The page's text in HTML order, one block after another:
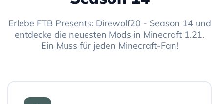
Erlebe FTB Presents: Direwolf20 - Season 14 und
entdecke die neuesten Mods in Minecraft 1.21.
Ein Muss für jeden Minecraft-Fan!